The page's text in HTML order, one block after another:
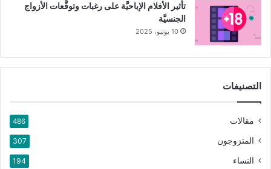
تأثير الأفلام الإباحيَّة على رغبات وتوقُّعات الأزواج
الجنسيَّة
10 يونيو، 2025
التصنيفات
مقالات 486
المتزوجون 307
النساء 194